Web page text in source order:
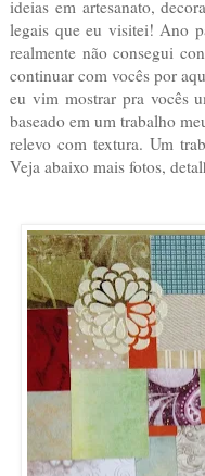
ideias em artesanato,
legais que eu visitei! Ano
realmente não consegui
continuar com vocês por
eu vim mostrar pra vocês
baseado em um trabalho
relevo com textura. Um
Veja abaixo mais fotos,